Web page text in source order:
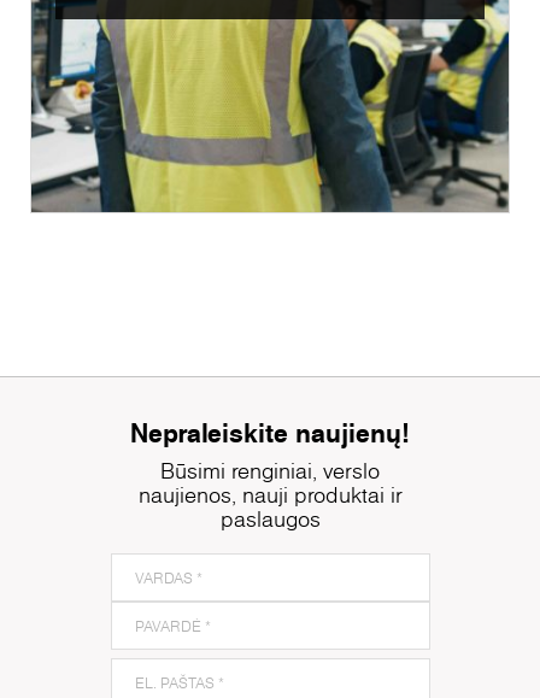
Nepraleiskite naujienų!
Būsimi renginiai, verslo
naujienos, nauji produktai ir
paslaugos